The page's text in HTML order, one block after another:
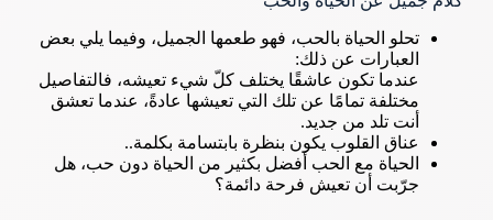
تحلو الحياة بالحب، فهو طعمها الجميل، وفيما يلي بعض
العبارات عن ذلك:
عندما تكون عاشقًا يختلف كلّ شيء تعيشه، فالتفاصيل
مختلفة تمامًا عن تلك التي تعيشها عادةً، عندما تعشق
أنت تلد من جديد.
عناق القلوب يكون بنظرة بابتسامة بكلمة..
الحياة مع الحب أفضل بكثير من الحياة دون حب، هل
جرّبت أن تعيش فرحة دائمة؟